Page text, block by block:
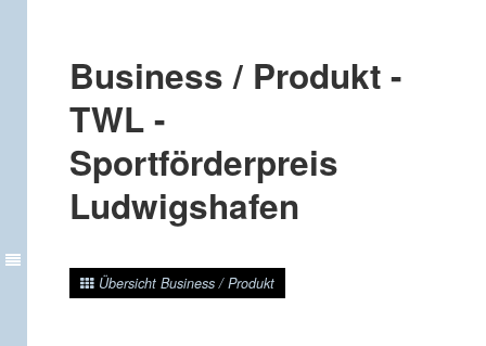
Business / Produkt -
TWL -
Sportförderpreis
Ludwigshafen
Übersicht Business / Produkt